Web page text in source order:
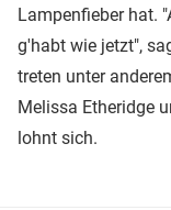
Lampenfieber hat.
g'habt wie jetzt",
treten unter
Melissa Etheridge
lohnt sich.